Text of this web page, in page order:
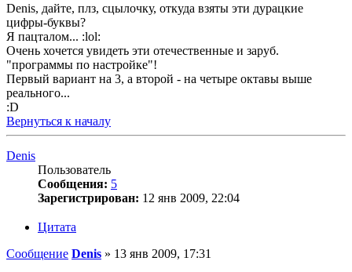
Denis, дайте, плз, сцылочку, откуда взяты эти дурацкие
цифры-буквы?
Я пацталом... :lol:
Очень хочется увидеть эти отечественные и заруб.
"программы по настройке"!
Первый вариант на 3, а второй - на четыре октавы выше
реального...
:D
Вернуться к началу
Denis
Пользователь
Сообщения: 5
Зарегистрирован: 12 янв 2009, 22:04
Цитата
Сообщение Denis » 13 янв 2009, 17:31